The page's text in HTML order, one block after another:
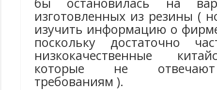
изготовленных из резины (
изучить информацию о
поскольку достаточно
низкокачественные
которые не
требованиям ).